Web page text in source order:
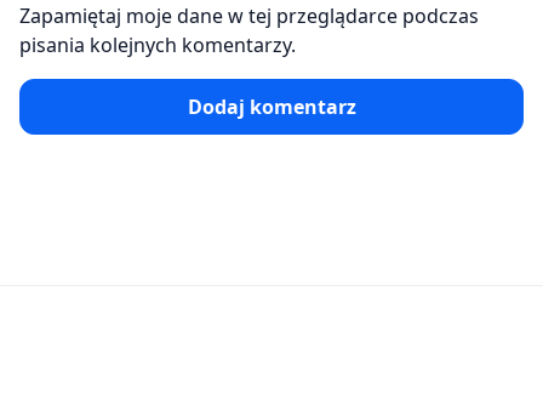
Zapamiętaj moje dane w tej przeglądarce podczas
pisania kolejnych komentarzy.
Dodaj komentarz